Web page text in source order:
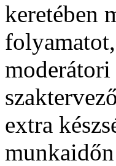
keretében
extra